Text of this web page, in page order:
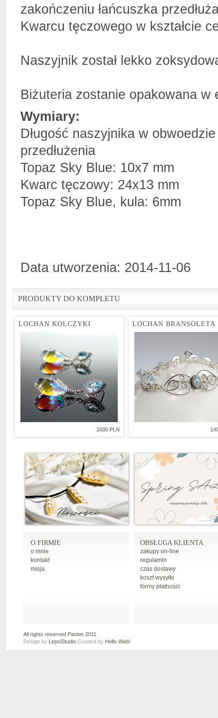
zakończeniu łańcuszka
Kwarcu tęczowego w kształcie
Naszyjnik został lekko
Biżuteria zostanie opakowana w
Wymiary:
Długość naszyjnika w
przedłużenia
Topaz Sky Blue: 10x7 mm
Kwarc tęczowy: 24x13 mm
Topaz Sky Blue, kula: 6mm
Data utworzenia: 2014-11-06
PRODUKTY DO KOMPLETU
LOCHAN KOLCZYKI
1600 PLN
LOCHAN BRANSOLETA
O FIRMIE
o mnie
kontakt
misja
OBSŁUGA KLIENTA
zakupy on-line
regulamin
czas dostawy
koszt wysyłki
formy płatności
All rights reserved Pasion 2011
Design by LepsiStudio Created by Hello Web!